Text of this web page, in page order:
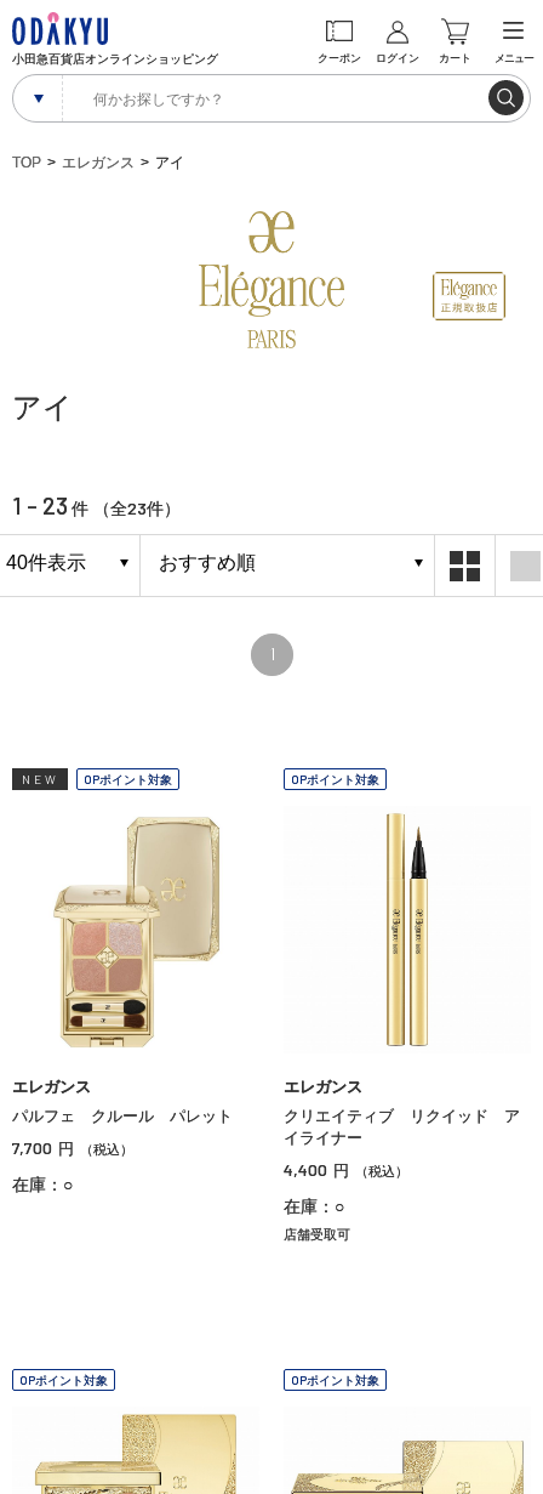
小田急百貨店オンラインショッピング クーポン ログイン カート メニュー
TOP エレガンス アイ
アイ
1 - 23 件 （全23件）
1
NEW OPポイント対象
エレガンス
パルフェ クルール パレット
7,700 円 （税込）
在庫：○
OPポイント対象
エレガンス
クリエイティブ リクイッド ア
イライナー
4,400 円 （税込）
在庫：○
店舗受取可
OPポイント対象 OPポイント対象